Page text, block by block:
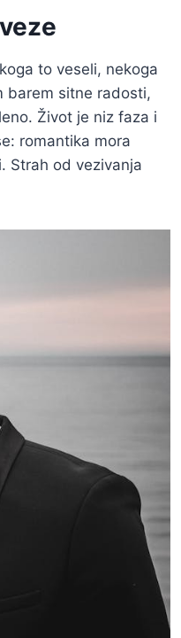
to veseli, nekoga
barem sitne radosti,
Život je niz faza i
romantika mora
Strah od vezivanja